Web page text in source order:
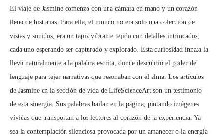
El viaje de Jasmine comenzó con una cámara en mano y un corazón
lleno de historias. Para ella, el mundo no era solo una colección de
vistas y sonidos; era un tapiz vibrante tejido con detalles intrincados,
cada uno esperando ser capturado y explorado. Esta curiosidad innata la
llevó naturalmente a la palabra escrita, donde descubrió el poder del
lenguaje para tejer narrativas que resonaban con el alma. Los artículos
de Jasmine en la sección de vida de LifeScienceArt son un testimonio
de esta sinergia. Sus palabras bailan en la página, pintando imágenes
vívidas que transportan a los lectores al corazón de la experiencia. Ya
sea la contemplación silenciosa provocada por un amanecer o la energía